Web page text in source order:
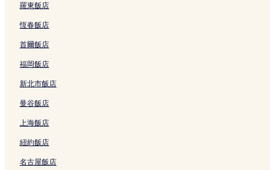
羅東飯店
恆春飯店
首爾飯店
福岡飯店
新北市飯店
曼谷飯店
上海飯店
紐約飯店
名古屋飯店